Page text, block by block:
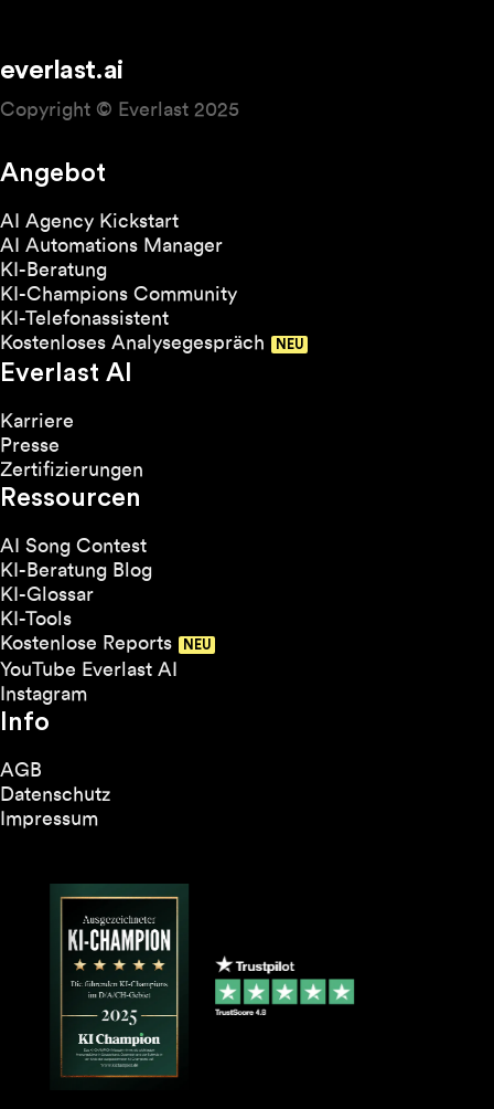
everlast.ai
Copyright © Everlast 2025
Angebot
AI Agency Kickstart
AI Automations Manager
KI-Beratung
KI-Champions Community
KI-Telefonassistent
Kostenloses Analysegespräch
Everlast AI
Karriere
Presse
Zertifizierungen
Ressourcen
AI Song Contest
KI-Beratung Blog
KI-Glossar
KI-Tools
Kostenlose Reports
YouTube Everlast AI
Instagram
Info
AGB
Datenschutz
Impressum